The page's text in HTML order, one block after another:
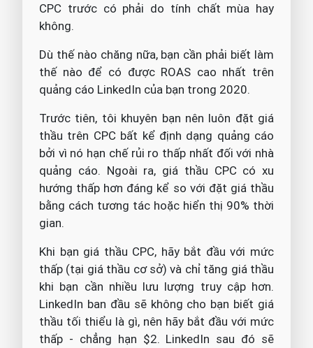
CPC trước có phải do tính chất mùa hay
không.
Dù thế nào chăng nữa, bạn cần phải biết làm
thế nào để có được ROAS cao nhất trên
quảng cáo LinkedIn của bạn trong 2020.
Trước tiên, tôi khuyên bạn nên luôn đặt giá
thầu trên CPC bất kể định dạng quảng cáo
bởi vì nó hạn chế rủi ro thấp nhất đối với nhà
quảng cáo. Ngoài ra, giá thầu CPC có xu
hướng thấp hơn đáng kể so với đặt giá thầu
bằng cách tương tác hoặc hiển thị 90% thời
gian.
Khi bạn giá thầu CPC, hãy bắt đầu với mức
thấp (tại giá thầu cơ sở) và chỉ tăng giá thầu
khi bạn cần nhiều lưu lượng truy cập hơn.
LinkedIn ban đầu sẽ không cho bạn biết giá
thầu tối thiểu là gì, nên hãy bắt đầu với mức
thấp - chẳng hạn $2. LinkedIn sau đó sẽ